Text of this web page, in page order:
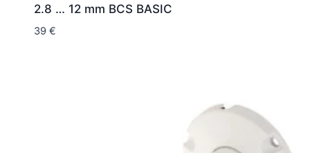
2.8 … 12 mm BCS BASIC
39 €